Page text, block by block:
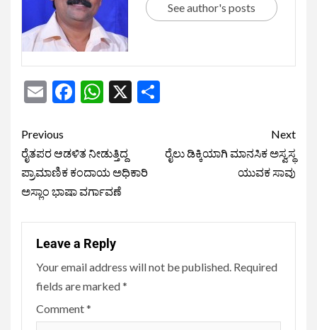
See author's posts
EmailFacebook
WhatsApp
X
Previous
ರೈತಪರ ಆಡಳಿತ ನೀಡುತ್ತಿದ್ದ
ಪ್ರಾಮಾಣಿಕ ಕಂದಾಯ ಅಧಿಕಾರಿ
ಅಸ್ಲಾಂ ಭಾಷಾ ವರ್ಗಾವಣೆ
Next
ರೈಲು ಡಿಕ್ಕಿಯಾಗಿ ಮಾನಸಿಕ ಅಸ್ವಸ್ಥ
ಯುವಕ ಸಾವು
Leave a Reply
Your email address will not be published. Required
fields are marked*
Comment*